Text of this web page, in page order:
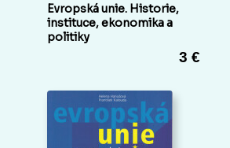
Evropská unie. Historie,
instituce, ekonomika a
politiky
3 €